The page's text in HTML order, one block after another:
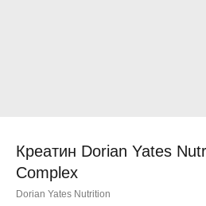
Креатин Dorian Yates
Complex
Dorian Yates Nutrition